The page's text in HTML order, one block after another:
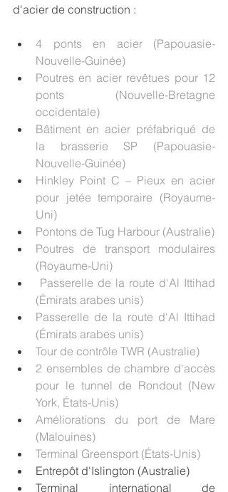
d'acier de construction :
4 ponts en acier (Papouasie-
Nouvelle-Guinée)
Poutres en acier revêtues pour 12
ponts (Nouvelle-Bretagne
occidentale)
Bâtiment en acier préfabriqué de
la brasserie SP (Papouasie-
Nouvelle-Guinée)
Hinkley Point C – Pieux en acier
pour jetée temporaire (Royaume-
Uni)
Pontons de Tug Harbour (Australie)
Poutres de transport modulaires
(Royaume-Uni)
Passerelle de la route d'Al Ittihad
(Émirats arabes unis)
Passerelle de la route d'Al Ittihad
(Émirats arabes unis)
Tour de contrôle TWR (Australie)
2 ensembles de chambre d'accès
pour le tunnel de Rondout (New
York, États-Unis)
Améliorations du port de Mare
(Malouines)
Terminal Greensport (États-Unis)
Entrepôt d'Islington (Australie)
Terminal international de